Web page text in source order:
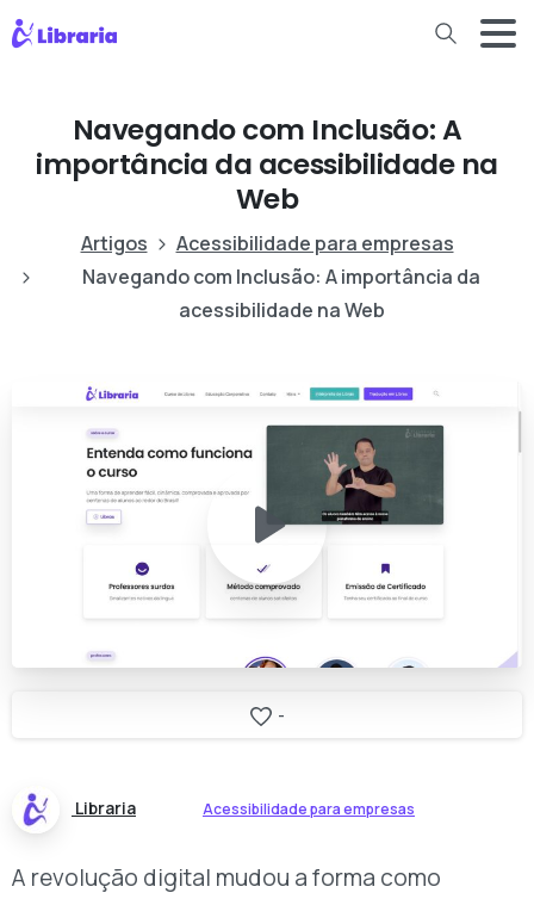
Navegando com Inclusão: A
importância da acessibilidade na
Web
Artigos
Acessibilidade para empresas
Navegando com Inclusão: A importância da
acessibilidade na Web
-
Libraria Acessibilidade para empresas
A revolução digital mudou a forma como